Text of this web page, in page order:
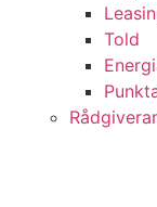
Told